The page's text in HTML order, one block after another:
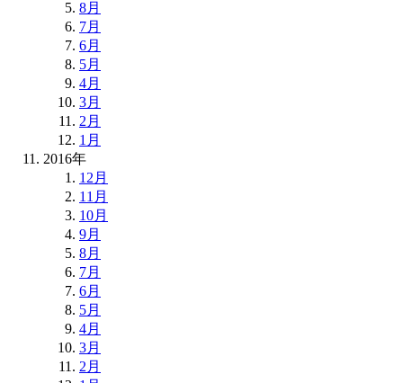
8月
7月
6月
5月
4月
3月
2月
1月
2016年
12月
11月
10月
9月
8月
7月
6月
5月
4月
3月
2月